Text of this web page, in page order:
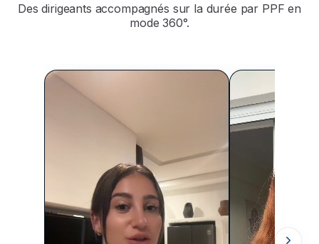
Des dirigeants accompagnés sur la durée par PPF en
mode 360°.